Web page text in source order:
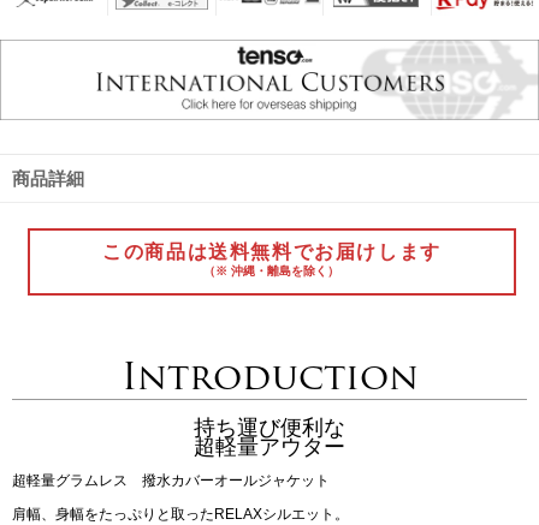
商品詳細
この商品は送料無料でお届けします
（※ 沖縄・離島を除く）
Introduction
持ち運び便利な
超軽量アウター
超軽量グラムレス 撥水カバーオールジャケット
肩幅、身幅をたっぷりと取ったRELAXシルエット。